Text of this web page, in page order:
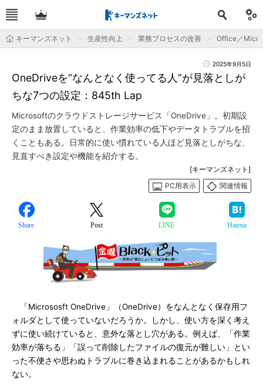
キーマンズネット 生産性向上 業務プロセスの改善 Office／
2025年9月5日
OneDriveを“なんとなく使ってる人”が見落としが
ちな7つの設定：845th Lap
Microsoftのクラウドストレージサービス「OneDrive」。初期設
定のまま放置していると、作業効率の低下やデータトラブルを招
くこともある。日常的に使い慣れている人ほど見落としがちな、
見直すべき設定や機能を紹介する。
[キーマンズネット]
PC用表示
関連情報
Share Post LINE Hatena
「Micrososft OneDrive」（OneDrive）をなんとなく保存用フ
ォルダとして使っていないだろうか。しかし、使い方を深く考え
ずに使い続けていると、意外な落とし穴がある。例えば、「作業
効率が落ちる」「誤って削除したファイルの復元が難しい」とい
った不便さや思わぬトラブルに巻き込まれることがあるかもしれ
ない。